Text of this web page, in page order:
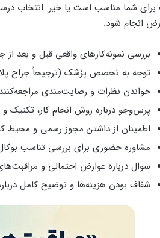
شما مناسب است یا خیر. انتخاب
انجام شود.
بررسی نمونه‌کارهای واقعی قبل و بعد از
توجه به تخصص پزشک (ترجیحاً جراح
خواندن نظرات و رضایت‌مندی
پرس‌وجو درباره روش انجام کار، تکنیک
اطمینان از داشتن مجوز رسمی و محیط
مشاوره حضوری برای بررسی تناسب
سوال درباره عوارض احتمالی و
شفاف بودن هزینه‌ها و توضیح کامل